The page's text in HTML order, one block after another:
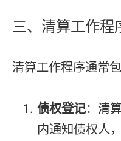
三、清算工作程
清算工作程序通常
债权登记：清
内通知债权人